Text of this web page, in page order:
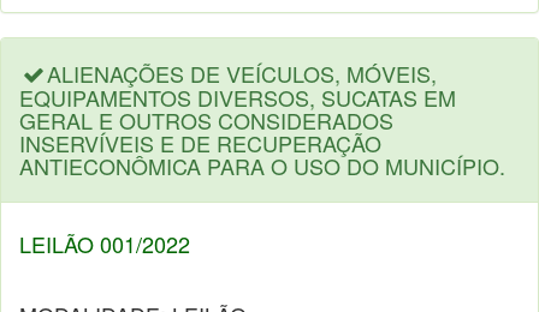
ALIENAÇÕES DE VEÍCULOS, MÓVEIS,
EQUIPAMENTOS DIVERSOS, SUCATAS EM
GERAL E OUTROS CONSIDERADOS
INSERVÍVEIS E DE RECUPERAÇÃO
ANTIECONÔMICA PARA O USO DO MUNICÍPIO.
LEILÃO 001/2022